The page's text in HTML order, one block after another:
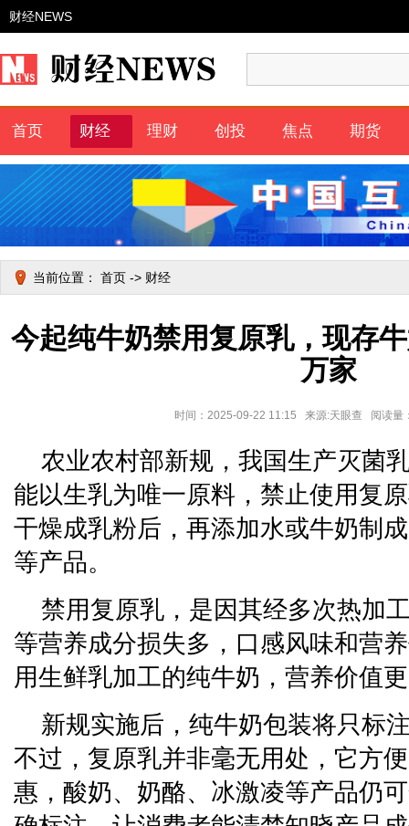
财经NEWS
首页 财经 理财 创投 焦点 期货
当前位置： 首页 -> 财经
今起纯牛奶禁用复原乳，现存
万家
时间：2025-09-22 11:15 来源:天眼查 阅读量
农业农村部新规，我国生产灭菌
能以生乳为唯一原料，禁止使用复
干燥成乳粉后，再添加水或牛奶制
等产品。
禁用复原乳，是因其经多次热加
等营养成分损失多，口感风味和营
用生鲜乳加工的纯牛奶，营养价值
新规实施后，纯牛奶包装将只标注
不过，复原乳并非毫无用处，它方
惠，酸奶、奶酪、冰激凌等产品仍